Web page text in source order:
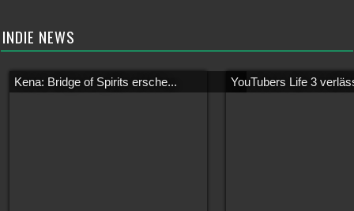
INDIE NEWS
Kena: Bridge of Spirits ersche... YouTubers Life 3